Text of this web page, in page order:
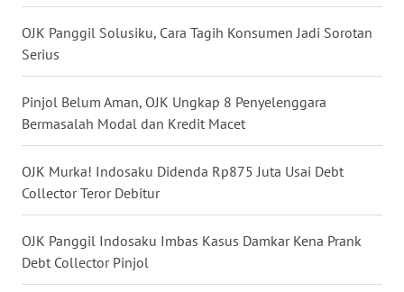
OJK Panggil Solusiku, Cara Tagih Konsumen Jadi Sorotan
Serius
Pinjol Belum Aman, OJK Ungkap 8 Penyelenggara
Bermasalah Modal dan Kredit Macet
OJK Murka! Indosaku Didenda Rp875 Juta Usai Debt
Collector Teror Debitur
OJK Panggil Indosaku Imbas Kasus Damkar Kena Prank
Debt Collector Pinjol
WN
SUMBAR
SUMSEL
BENGKULU